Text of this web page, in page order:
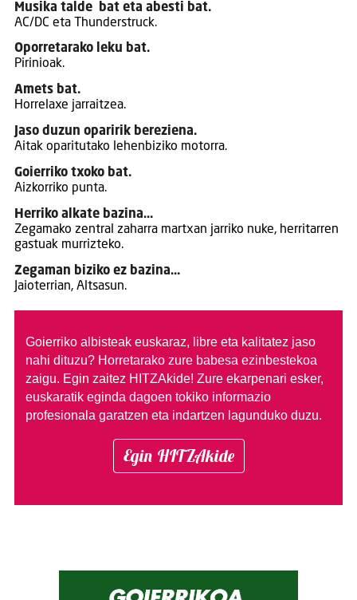
Musika talde bat eta abesti bat.
AC/DC eta Thunderstruck.
Oporretarako leku bat.
Pirinioak.
Amets bat.
Horrelaxe jarraitzea.
Jaso duzun oparirik bereziena.
Aitak oparitutako lehenbiziko motorra.
Goierriko txoko bat.
Aizkorriko punta.
Herriko alkate bazina…
Zegamako zentral zaharra martxan jarriko nuke, herritarren
gastuak murrizteko.
Zegaman biziko ez bazina…
Jaioterrian, Altsasun.
Goierriko albisteak euskaraz, libre eta kalitatez jaso
nahi dituzu? Horretarako zure babesa ezinbestekoa
zaigu. Egin zaitez HITZAkide! Zure ekarpenari esker,
euskaratik eginda dagoen tokiko informazio
profesionala garatzen eta indartzen lagunduko duzu.
Egin HITZAkide